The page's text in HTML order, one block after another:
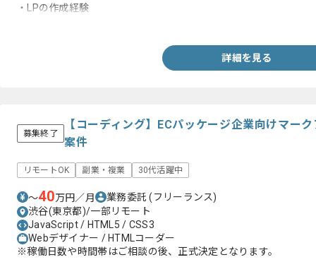
・LPの作成経験
詳細を見る
募集終了
【コーディング】ECパッケージ企業向けマー
案件
リモートOK 副業・複業 30代活躍中
〜40万円／月 業務委託(フリーランス)
渋谷(東京都)/一部リモート
JavaScript / HTML5 / CSS3
Webデザイナー / HTMLコーダー
※稼働日数や時間帯はご相談の後、正式決定となります。